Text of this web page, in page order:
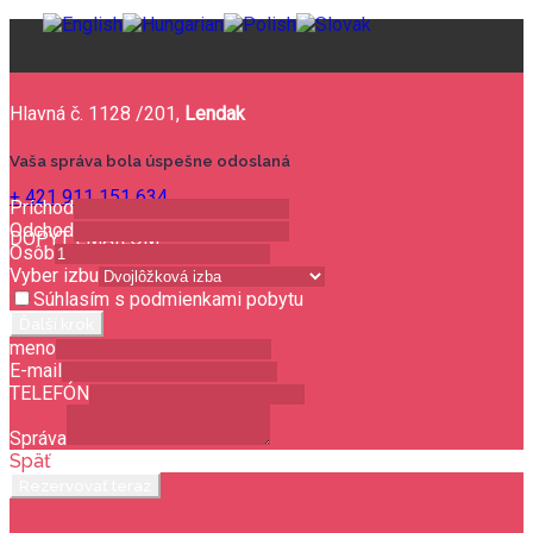
Hlavná č. 1128 /201, Lendak
+ 421 911 151 634
DOPYT EMAILOM
Vaša správa bola úspešne odoslaná
Príchod
Odchod
Osôb
Vyber izbu
Súhlasím s podmienkami pobytu
meno
E-mail
TELEFÓN
Správa
Späť